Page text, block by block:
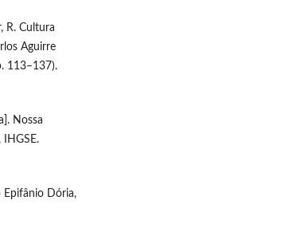
R. Cultura
Aguirre
113–137).
Nossa
Epifânio Dória,